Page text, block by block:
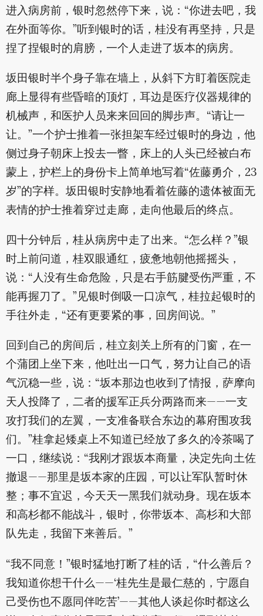
进入病房前，银时忽然停下来，说：“你进去吧，我
在外面等你。”听到银时的话，桂没有再坚持，只是
捏了捏银时的肩膀，一个人走进了坂本的病房。
坂田银时半个身子靠在墙上，从斜下方盯着医院走
廊上显得有些昏暗的顶灯，耳边是医疗仪器规律的
机械声，和医护人员来来回回的脚步声。“请让一
让。”一个护士推着一张担架车经过银时的身边，他
侧过身子朝床上投去一瞥，床上的人头已经被白布
蒙上，护栏上的身份卡上简单地写着“佐藤勇介，23
岁”的字样。坂田银时安静地看着佐藤的遗体被面无
表情的护士推着穿过走廊，走向他最后的终点。
四十分钟后，桂从病房中走了出来。“怎么样？”银
时上前问道，桂双眼通红，疲惫地朝他摇摇头，
说：“人没有生命危险，只是右手筋腱受伤严重，不
能再握刀了。”见银时倒吸一口凉气，桂拉起银时的
手往外走，“还有更要紧的事，回房间说。”
回到自己的房间后，桂立刻关上所有的门窗，在一
个蒲团上坐下来，他吐出一口气，努力让自己的语
气沉稳一些，说：“坂本那边也收到了情报，萨摩向
天人投降了，二者的援军正兵分两路而来——一支
攻打我们的左翼，一支准备联合东边的幕府围攻我
们。”桂拿起矮桌上不知道已经放了多久的冷茶喝了
一口，继续说：“我刚才跟坂本商量，决定先向土佐
撤退——那里是坂本家的庄园，可以让军队暂时休
整；事不宜迟，今天天一黑我们就动身。现在坂本
和高杉都不能战斗，银时，你带坂本、高杉和大部
队先走，我留下来善后。”
“我不同意！”银时猛地打断了桂的话，“什么善后？
我知道你想干什么——‘桂先生是最仁慈的，宁愿自
己受伤也不愿同伴吃苦’——其他人谈起你时都这么